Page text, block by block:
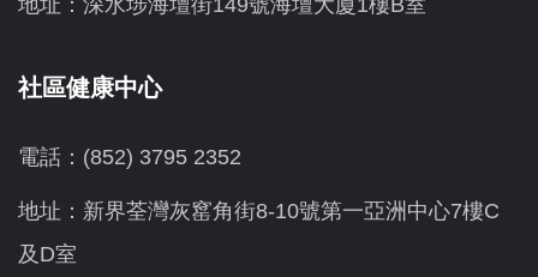
地址：深水埗海壇街149號海壇大廈1樓B室
社區健康中心
電話：(852) 3795 2352
地址：新界荃灣灰窰角街8-10號第一亞洲中心7樓C
及D室